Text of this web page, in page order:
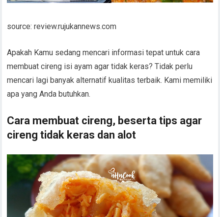
source: review.rujukannews.com
Apakah Kamu sedang mencari informasi tepat untuk cara
membuat cireng isi ayam agar tidak keras? Tidak perlu
mencari lagi banyak alternatif kualitas terbaik. Kami memiliki
apa yang Anda butuhkan.
Cara membuat cireng, beserta tips agar
cireng tidak keras dan alot